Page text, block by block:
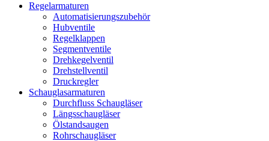
Regelarmaturen
Automatisierungszubehör
Hubventile
Regelklappen
Segmentventile
Drehkegelventil
Drehstellventil
Druckregler
Schauglas­armaturen
Durchfluss Schaugläser
Längsschaugläser
Ölstandsaugen
Rohrschaugläser